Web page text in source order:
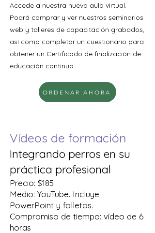
Accede a nuestra nueva aula virtual.
Podrá comprar y ver nuestros seminarios
web y talleres de capacitación grabados,
así como completar un cuestionario para
obtener un Certificado de finalización de
educación continua.
ORDENAR AHORA
Vídeos de formación
Integrando perros en su
práctica profesional
Precio: $185
Medio: YouTube. Incluye
PowerPoint y folletos.
Compromiso de tiempo: vídeo de 6
horas